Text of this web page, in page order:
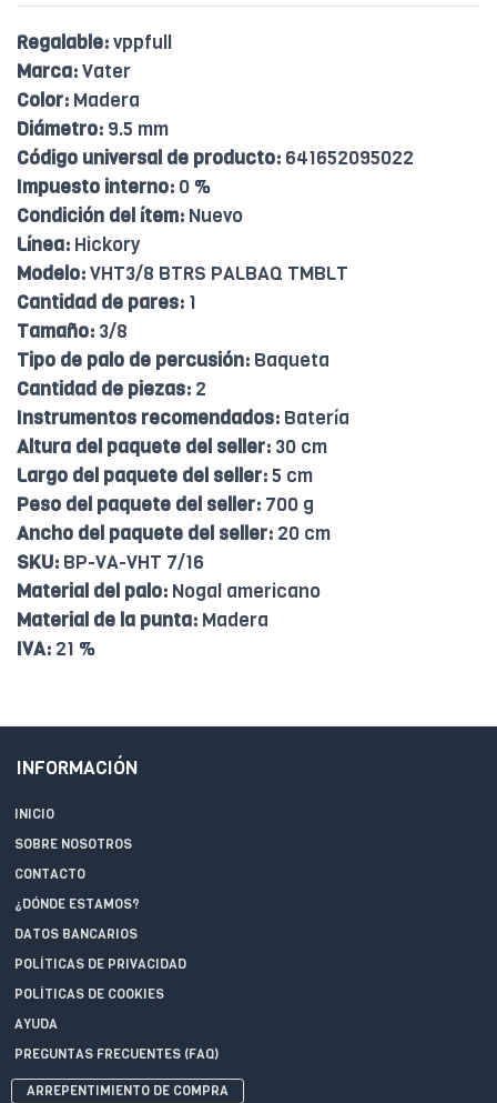
Regalable:vppfull
Marca:Vater
Color: Madera
Diámetro: 9.5 mm
Código universal de producto: 641652095022
Impuesto interno: 0 %
Condición del ítem: Nuevo
Línea: Hickory
Modelo:VHT3/8 BTRS PALBAQ TMBLT
Cantidad de pares: 1
Tamaño: 3/8
Tipo de palo de percusión: Baqueta
Cantidad de piezas: 2
Instrumentos recomendados: Batería
Altura del paquete del seller: 30 cm
Largo del paquete del seller:5 cm
Peso del paquete del seller: 700 g
Ancho del paquete del seller: 20 cm
SKU: BP-VA-VHT 7/16
Material del palo: Nogal americano
Material de la punta: Madera
IVA: 21 %
INFORMACIÓN
INICIO
SOBRE NOSOTROS
CONTACTO
¿DÓNDE ESTAMOS?
DATOS BANCARIOS
POLÍTICAS DE PRIVACIDAD
POLÍTICAS DE COOKIES
AYUDA
PREGUNTAS FRECUENTES (FAQ)
ARREPENTIMIENTO DE COMPRA